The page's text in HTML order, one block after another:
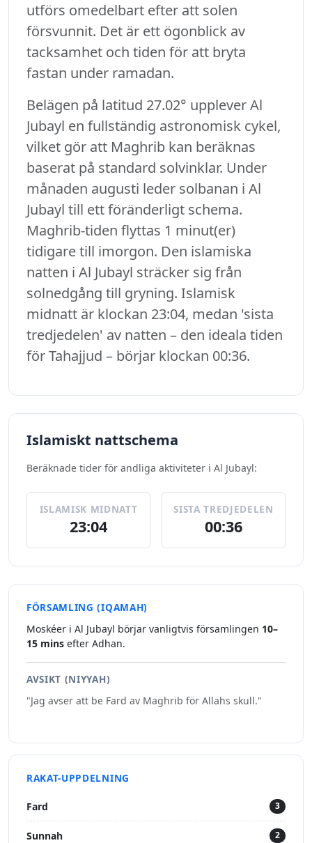
utförs omedelbart efter att solen
försvunnit. Det är ett ögonblick av
tacksamhet och tiden för att bryta
fastan under ramadan.
Belägen på latitud 27.02° upplever Al
Jubayl en fullständig astronomisk cykel,
vilket gör att Maghrib kan beräknas
baserat på standard solvinklar. Under
månaden augusti leder solbanan i Al
Jubayl till ett föränderligt schema.
Maghrib-tiden flyttas 1 minut(er)
tidigare till imorgon. Den islamiska
natten i Al Jubayl sträcker sig från
solnedgång till gryning. Islamisk
midnatt är klockan 23:04, medan 'sista
tredjedelen' av natten – den ideala tiden
för Tahajjud – börjar klockan 00:36.
Islamiskt nattschema
Beräknade tider för andliga aktiviteter i Al Jubayl:
ISLAMISK MIDNATT
23:04
SISTA TREDJEDELEN
00:36
FÖRSAMLING (IQAMAH)
Moskéer i Al Jubayl börjar vanligtvis församlingen 10–
15 mins efter Adhan.
AVSIKT (NIYYAH)
"Jag avser att be Fard av Maghrib för Allahs skull."
RAKAT-UPPDELNING
Fard 3
Sunnah 2